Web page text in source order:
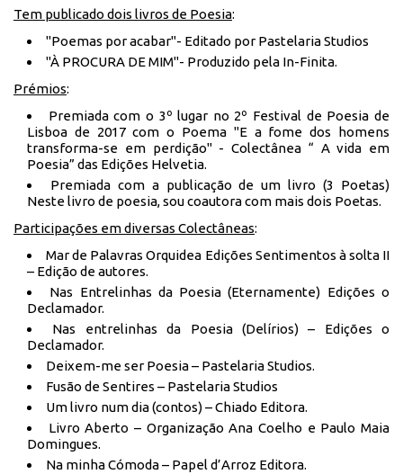
Tem publicado dois livros de Poesia:
"Poemas por acabar"- Editado por Pastelaria Studios
"À PROCURA DE MIM"- Produzido pela In-Finita.
Prémios:
Premiada com o 3º lugar no 2º Festival de Poesia de
Lisboa de 2017 com o Poema "E a fome dos homens
transforma-se em perdição" - Colectânea “ A vida em
Poesia” das Edições Helvetia.
Premiada com a publicação de um livro (3 Poetas)
Neste livro de poesia, sou coautora com mais dois Poetas.
Participações em diversas Colectâneas:
Mar de Palavras Orquidea Edições Sentimentos à solta II
– Edição de autores.
Nas Entrelinhas da Poesia (Eternamente) Edições o
Declamador.
Nas entrelinhas da Poesia (Delírios) – Edições o
Declamador.
Deixem-me ser Poesia – Pastelaria Studios.
Fusão de Sentires – Pastelaria Studios
Um livro num dia (contos) – Chiado Editora.
Livro Aberto – Organização Ana Coelho e Paulo Maia
Domingues.
Na minha Cómoda – Papel d’Arroz Editora.